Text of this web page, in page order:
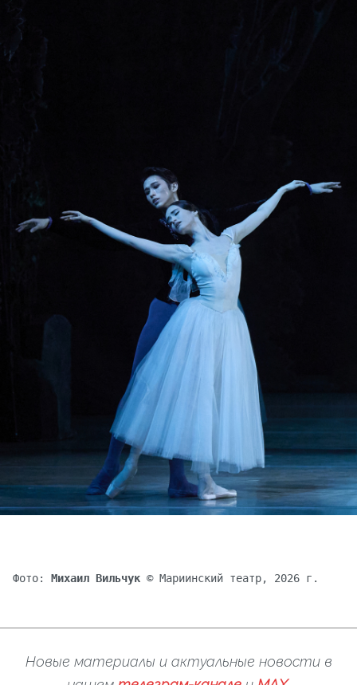
Фото: Михаил Вильчук © Мариинский театр, 2026 г.
Новые материалы и актуальные новости в